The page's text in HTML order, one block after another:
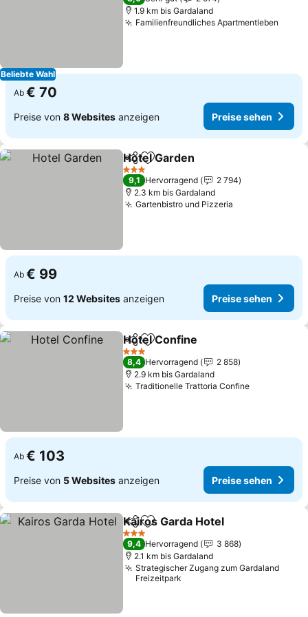
Beliebte Wahl
1.9 km bis Gardaland
Familienfreundliches Apartmentleben
Ab € 70
Preise von 8 Websites anzeigen Preise sehen
TeilenZu Favoriten hinzufügen
Hotel Garden
3 Sterne
9,1 Hervorragend
2 794
2.3 km bis Gardaland
Gartenbistro und Pizzeria
Ab € 99
Preise von 12 Websites anzeigen Preise sehen
TeilenZu Favoriten hinzufügen
Hotel Confine
3 Sterne
8,4 Hervorragend
2 858
2.9 km bis Gardaland
Traditionelle Trattoria ConfinePreise
Ab € 103
Preise von 5 Websites anzeigen Preise sehen
TeilenZu Favoriten hinzufügen
Kairos Garda Hotel
3 Sterne
9,4 Hervorragend
3 868
2.1 km bis Gardaland
Strategischer Zugang zum Gardaland
Freizeitpark